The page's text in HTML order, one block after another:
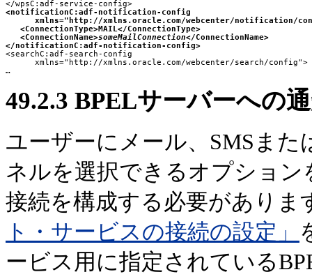
<notificationC:adf-notification-config
xmlns="http://xmlns.oracle.com/webcenter/notification/
<ConnectionType>MAIL</ConnectionType>
<ConnectionName>someMailConnection</ConnectionName>
</notificationC:adf-notification-config>
      xmlns="http://xmlns.oracle.com/webcenter/search/config">
49.2.3 BPELサーバーへの
ユーザーにメール、SMSま
ネルを選択できるオプショ
接続を構成する必要がありま
ト・サービスの接続の設定」
ービス用に指定されている